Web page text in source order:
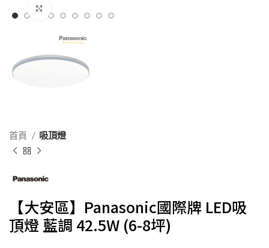
首頁 吸頂燈
【大安區】Panasonic國際牌 LED吸
頂燈 藍調 42.5W (6-8坪)